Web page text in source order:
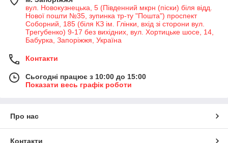
вул. Новокузнецька, 5 (Південний мкрн (піски) біля відд.
Нової пошти №35, зупинка тр-ту "Пошта") проспект
Соборний, 185 (біля КЗ ім. Глінки, вхід зі сторони вул.
Трегубенко) 9-17 без вихідних, вул. Хортицьке шосе, 14,
Бабурка, Запоріжжя, Україна
Контакти
Сьогодні працює з 10:00 до 15:00
Показати весь графік роботи
Про нас
Контакти